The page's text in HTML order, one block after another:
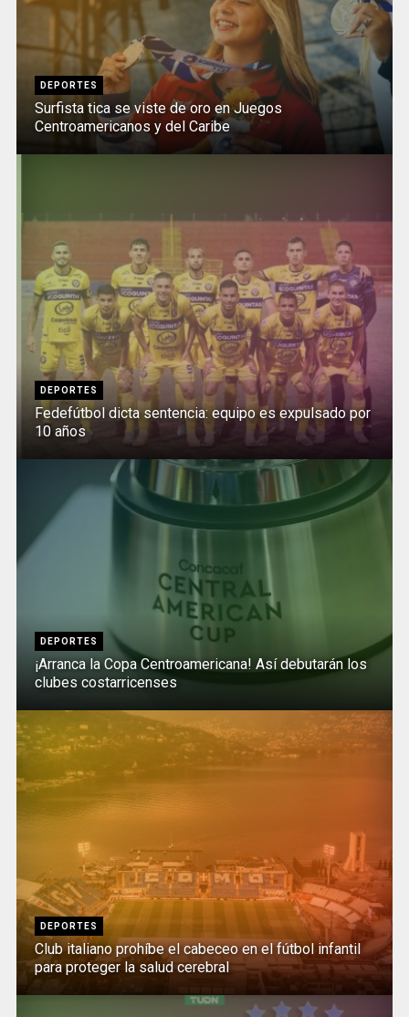
DEPORTES
Surfista tica se viste de oro en Juegos
Centroamericanos y del Caribe
DEPORTES
Fedefútbol dicta sentencia: equipo es expulsado por
10 años
DEPORTES
¡Arranca la Copa Centroamericana! Así debutarán los
clubes costarricenses
DEPORTES
Club italiano prohíbe el cabeceo en el fútbol infantil
para proteger la salud cerebral